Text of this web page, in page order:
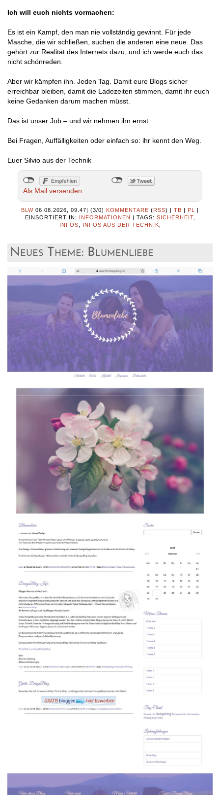
Ich will euch nichts vormachen:
Es ist ein Kampf, den man nie vollständig gewinnt. Für jede
Masche, die wir schließen, suchen die anderen eine neue. Das
gehört zur Realität des Internets dazu, und ich werde euch das
nicht schönreden.
Aber wir kämpfen ihn. Jeden Tag. Damit eure Blogs sicher
erreichbar bleiben, damit die Ladezeiten stimmen, damit ihr euch
keine Gedanken darum machen müsst.
Das ist unser Job – und wir nehmen ihn ernst.
Bei Fragen, Auffälligkeiten oder einfach so: ihr kennt den Weg.
Euer Silvio aus der Technik
Als Mail versenden
BLW 06.08.2026, 09.47| (3/0) KOMMENTARE (RSS) | TB | PL
|
EINSORTIERT IN: INFORMATIONEN | TAGS: SICHERHEIT,
INFOS
INFOS AUS DER TECHNIK
Neues Theme: Blumenliebe